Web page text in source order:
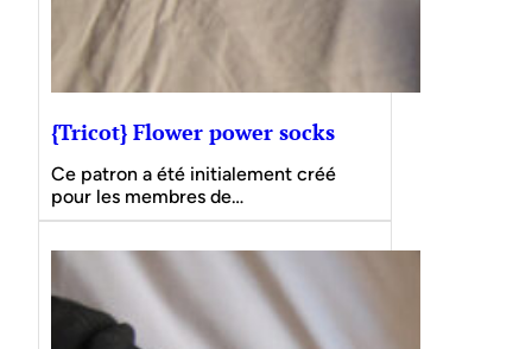
{Tricot} Flower power socks
Ce patron a été initialement créé
pour les membres de…